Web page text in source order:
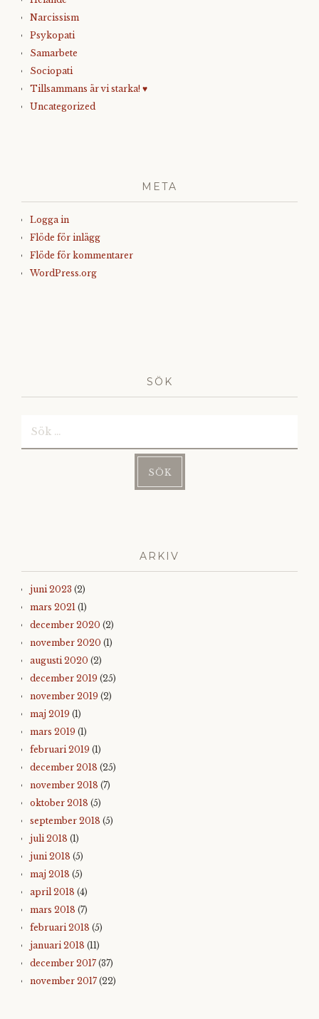
Narcissism
Psykopati
Samarbete
Sociopati
Tillsammans är vi starka! ♥
Uncategorized
META
Logga in
Flöde för inlägg
Flöde för kommentarer
WordPress.org
SÖK
ARKIV
juni 2023 (2)
mars 2021 (1)
december 2020 (2)
november 2020 (1)
augusti 2020 (2)
december 2019 (25)
november 2019 (2)
maj 2019 (1)
mars 2019 (1)
februari 2019 (1)
december 2018 (25)
november 2018 (7)
oktober 2018 (5)
september 2018 (5)
juli 2018 (1)
juni 2018 (5)
maj 2018 (5)
april 2018 (4)
mars 2018 (7)
februari 2018 (5)
januari 2018 (11)
december 2017 (37)
november 2017 (22)